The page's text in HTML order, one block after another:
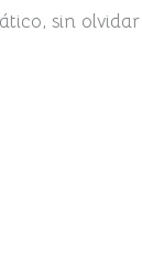
sin